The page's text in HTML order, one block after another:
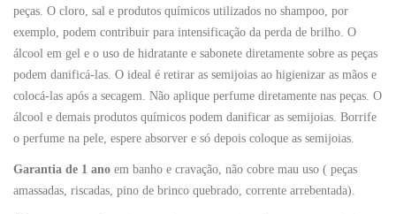
peças. O cloro, sal e produtos químicos utilizados no shampoo, por
exemplo, podem contribuir para intensificação da perda de brilho. O
álcool em gel e o uso de hidratante e sabonete diretamente sobre as peças
podem danificá-las. O ideal é retirar as semijoias ao higienizar as mãos e
colocá-las após a secagem. Não aplique perfume diretamente nas peças. O
álcool e demais produtos químicos podem danificar as semijoias. Borrife
o perfume na pele, espere absorver e só depois coloque as semijoias.
Garantia de 1 ano em banho e cravação, não cobre mau uso ( peças
amassadas, riscadas, pino de brinco quebrado, corrente arrebentada).